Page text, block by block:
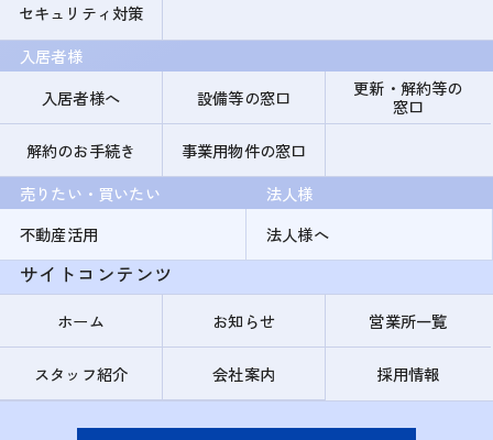
セキュリティ対策
入居者様
入居者様へ
設備等の窓口
更新・解約等の
窓口
解約のお手続き
事業用物件の窓口
売りたい・買いたい
不動産活用
法人様
法人様へ
サイトコンテンツ
ホーム お知らせ 営業所一覧
スタッフ紹介 会社案内 採用情報